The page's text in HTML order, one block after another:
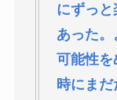
にずっ
あった
可能性を
時にま